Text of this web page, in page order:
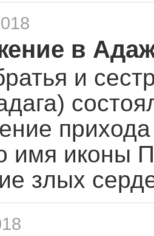
в
и
имя иконы
злых